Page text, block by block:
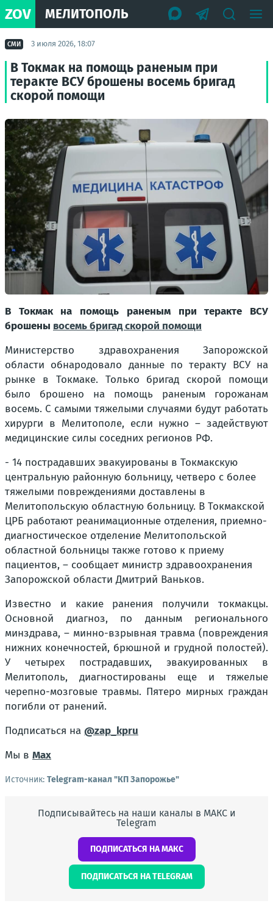
ZOV МЕЛИТОПОЛЬ
СМИ 3 июля 2026, 18:07
В Токмак на помощь раненым при
теракте ВСУ брошены восемь бригад
скорой помощи
В Токмак на помощь раненым при теракте ВСУ
брошены восемь бригад скорой помощи
Министерство здравохранения Запорожской
области обнародовало данные по теракту ВСУ на
рынке в Токмаке. Только бригад скорой помощи
было брошено на помощь раненым горожанам
восемь. С самыми тяжелыми случаями будут работать
хирурги в Мелитополе, если нужно – задействуют
медицинские силы соседних регионов РФ.
- 14 пострадавших эвакуированы в Токмакскую
центральную районную больницу, четверо с более
тяжелыми повреждениями доставлены в
Мелитопольскую областную больницу. В Токмакской
ЦРБ работают реанимационные отделения, приемно-
диагностическое отделение Мелитопольской
областной больницы также готово к приему
пациентов, – сообщает министр здравоохранения
Запорожской области Дмитрий Ваньков.
Известно и какие ранения получили токмакцы.
Основной диагноз, по данным регионального
минздрава, – минно-взрывная травма (повреждения
нижних конечностей, брюшной и грудной полостей).
У четырех пострадавших, эвакуированных в
Мелитополь, диагностированы еще и тяжелые
черепно-мозговые травмы. Пятеро мирных граждан
погибли от ранений.
Подписаться на @zap_kpru
Мы в Max
Источник: Telegram-канал "КП Запорожье"
Подписывайтесь на наши каналы в МАКС и
Telegram
ПОДПИСАТЬСЯ НА МАКС
ПОДПИСАТЬСЯ НА TELEGRAM